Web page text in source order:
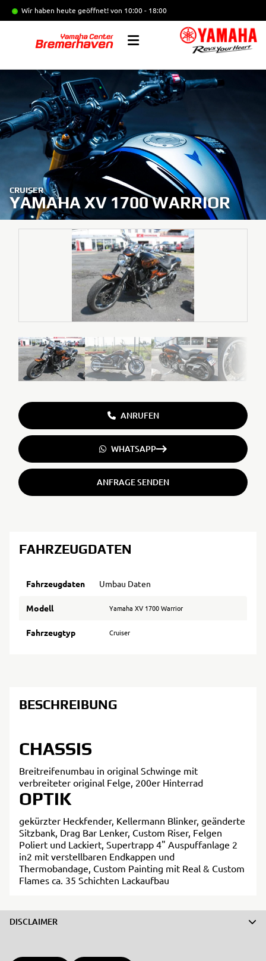
Wir haben heute geöffnet!von 10:00 - 18:00
CRUISER
YAMAHA XV 1700 WARRIOR
ANRUFEN
WHATSAPP
ANFRAGE SENDEN
FAHRZEUGDATEN
Fahrzeugdaten Umbau Daten
Modell Yamaha XV 1700 Warrior
Fahrzeugtyp Cruiser
BESCHREIBUNG
CHASSIS
Breitreifenumbau in original Schwinge mit
verbreiteter original Felge, 200er Hinterrad
OPTIK
gekürzter Heckfender, Kellermann Blinker, geänderte
Sitzbank, Drag Bar Lenker, Custom Riser, Felgen
Poliert und Lackiert, Supertrapp 4" Auspuffanlage 2
in2 mit verstellbaren Endkappen und
Thermobandage, Custom Painting mit Real & Custom
Flames ca. 35 Schichten Lackaufbau
DISCLAIMER